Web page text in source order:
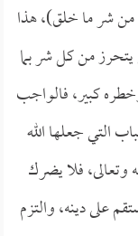
من شر ما خلق)، هذا
يتحرز من كل شر بما
كبير، فالواجب
التي جعلها الله
وتعالى، فلا يضرك
على دينه، والتزم